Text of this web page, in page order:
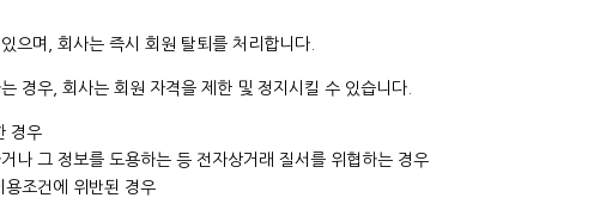
으며, 회사는 즉시 회원 탈퇴를 처리합니다.
경우, 회사는 회원 자격을 제한 및 정지시킬 수 있습니다.
경우
나 그 정보를 도용하는 등 전자상거래 질서를 위협하는 경우
용조건에 위반된 경우